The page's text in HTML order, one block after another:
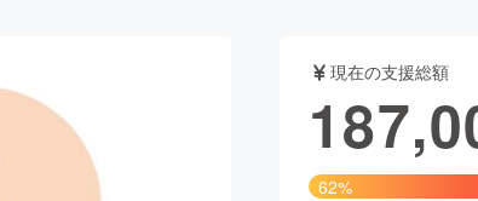
舞台・パフォーマンス
発
現在の支援総額
62%